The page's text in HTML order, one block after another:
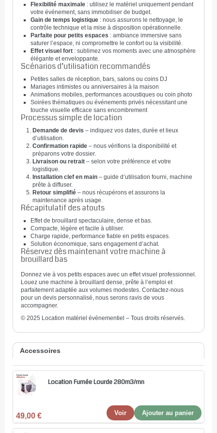
Flexibilité maximale : utilisez le matériel uniquement pendant
votre événement, sans immobiliser de budget.
Gain de temps logistique : nous assurons le nettoyage, le
contrôle technique et la mise à disposition opérationnelle.
Parfaite pour petits espaces : ambiance immersive sans
saturer l’espace, ni compromettre le confort ou la visibilité.
Effet visuel fort : sublimez vos moments avec une atmosphère
élégante et enveloppante.
Scénarios d’utilisation recommandés
Petites salles de réception, bars, salons ou coins DJ
Mariages intimistes ou anniversaires à la maison
Animations mobiles, performances acoustiques ou coin photo
Soirées thématiques ou événements privés nécessitant une
touche visuelle efficace sans encombrement
Processus simple de location
Demande de devis – indiquez vos dates, durée et lieux
d’utilisation.
Confirmation rapide – nous vérifions la disponibilité et
préparons votre dossier.
Livraison ou retrait – selon votre préférence et votre
logistique.
Installation clef en main – guide d’utilisation fourni, machine
prête à diffuser.
Retour simplifié – nous récupérons et assurons la
maintenance après usage.
Récapitulatif des atouts
Effet de brouillard spectaculaire, dense et bas.
Compacte, légère et facile à utiliser.
Charge rapide, performance fiable en petits espaces.
Solution économique, sans engagement d’achat.
Réservez dès maintenant votre machine à
brouillard bas
Donnez vie à vos petits espaces avec un effet visuel professionnel.
Louez une machine à brouillard dense, prête à l’emploi et
parfaitement adaptée aux volumes modestes. Contactez-nous
pour un devis personnalisé, nous serons ravis de vous
accompagner.
© 2025 Location matériel événementiel – Tous droits réservés.
Accessoires
Location Fumée Lourde 280m3/mn
49,00 € Ajouter au panier
Voir